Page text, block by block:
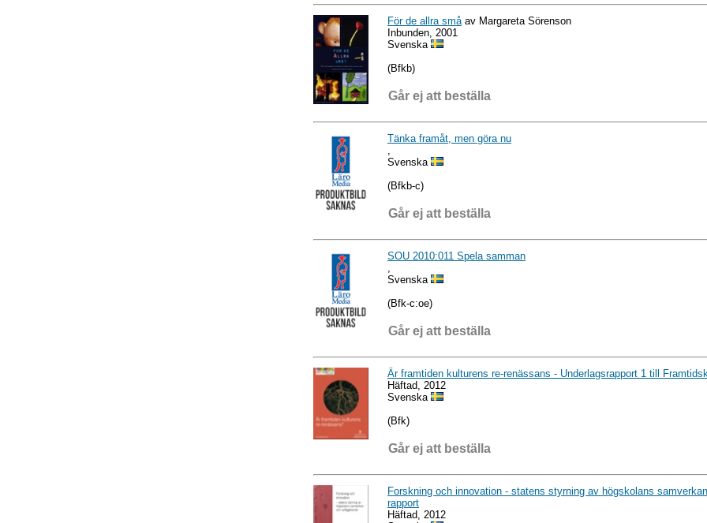
För de allra små av Margareta Sörenson
Inbunden, 2001
Svenska
(Bfkb)
Går ej att beställa
Tänka framåt, men göra nu
Svenska
(Bfkb-c)
Går ej att beställa
SOU 2010:011 Spela samman
Svenska
(Bfk-c:oe)
Går ej att beställa
Är framtiden kulturens re-renässans - Underlagsrapport 1 till
Häftad, 2012
Svenska
(Bfk)
Går ej att beställa
Forskning och innovation - statens styrning av högskolans
rapport
Häftad, 2012